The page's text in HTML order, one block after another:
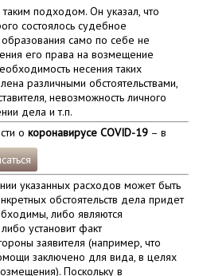
подходом. Он указал, что
состоялось судебное
само по себе не
его права на возмещение
несения таких
различными обстоятельствами,
невозможность личного
дела и т.п.
о коронавирусе COVID-19– в
указанных расходов может быть
обстоятельств дела придет
либо являются
установит факт
заявителя (например, что
заключено для вида, в целях
Поскольку в